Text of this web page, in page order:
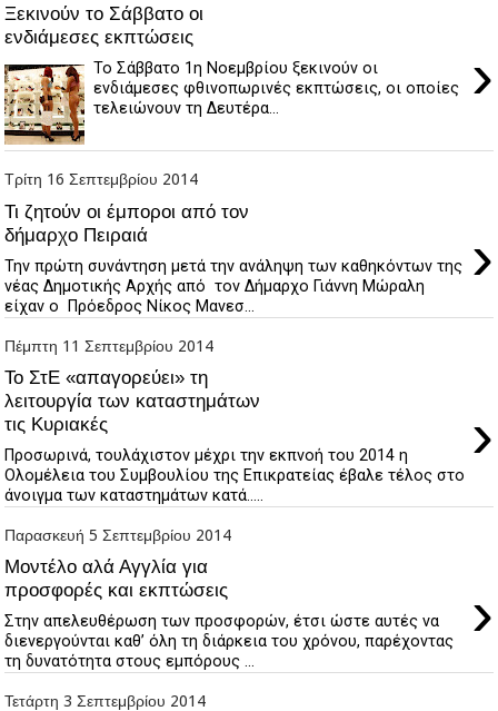
Ξεκινούν το Σάββατο οι
ενδιάμεσες εκπτώσεις
›
Το Σάββατο 1η Νοεμβρίου ξεκινούν οι
ενδιάμεσες φθινοπωρινές εκπτώσεις, οι οποίες
τελειώνουν τη Δευτέρα...
Τρίτη 16 Σεπτεμβρίου 2014
Τι ζητούν οι έμποροι από τον
δήμαρχο Πειραιά
›
Την πρώτη συνάντηση μετά την ανάληψη των καθηκόντων της
νέας Δημοτικής Αρχής από τον Δήμαρχο Γιάννη Μώραλη
είχαν ο Πρόεδρος Νίκος Μανεσ...
Πέμπτη 11 Σεπτεμβρίου 2014
Το ΣτΕ «απαγορεύει» τη
λειτουργία των καταστημάτων
τις Κυριακές
›
Προσωρινά, τουλάχιστον μέχρι την εκπνοή του 2014 η
Ολομέλεια του Συμβουλίου της Επικρατείας έβαλε τέλος στο
άνοιγμα των καταστημάτων κατά.....
Παρασκευή 5 Σεπτεμβρίου 2014
Μοντέλο αλά Αγγλία για
προσφορές και εκπτώσεις
›
Στην απελευθέρωση των προσφορών, έτσι ώστε αυτές να
διενεργούνται καθ’ όλη τη διάρκεια του χρόνου, παρέχοντας
τη δυνατότητα στους εμπόρους ...
Τετάρτη 3 Σεπτεμβρίου 2014